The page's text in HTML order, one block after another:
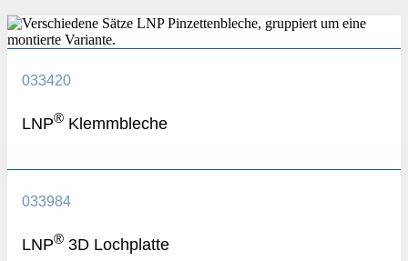
033420
LNP® Klemmbleche
033984
LNP® 3D Lochplatte